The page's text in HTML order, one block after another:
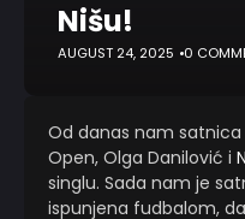
Nišu!
AUGUST 24, 2025 0
Od danas nam satnica
Open, Olga Danilović i
singlu. Sada nam je
ispunjena fudbalom,